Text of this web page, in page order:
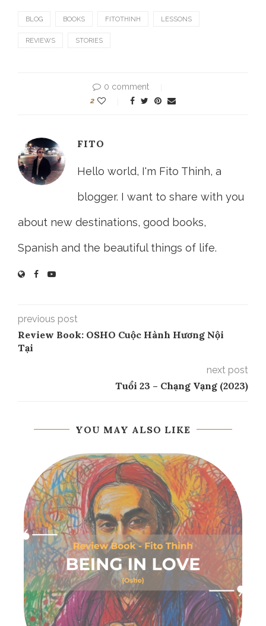
BLOG BOOKS FITOTHINH LESSONS
REVIEWS STORIES
0 comment
2
FITO
Hello world, I'm Fito Thinh, a
blogger. I want to share with you
about new destinations, good books,
Spanish and the beautiful things of life.
previous post
Review Book: OSHO Cuộc Hành Hương Nội
Tại
next post
Tuổi 23 – Chạng Vạng (2023)
YOU MAY ALSO LIKE